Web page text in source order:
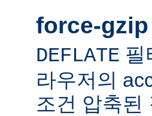
force-gzip
DEFLATE 필
라우저의
조건 압축된